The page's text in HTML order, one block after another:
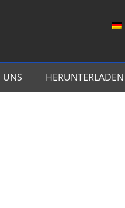
UNS HERUNTERLADEN